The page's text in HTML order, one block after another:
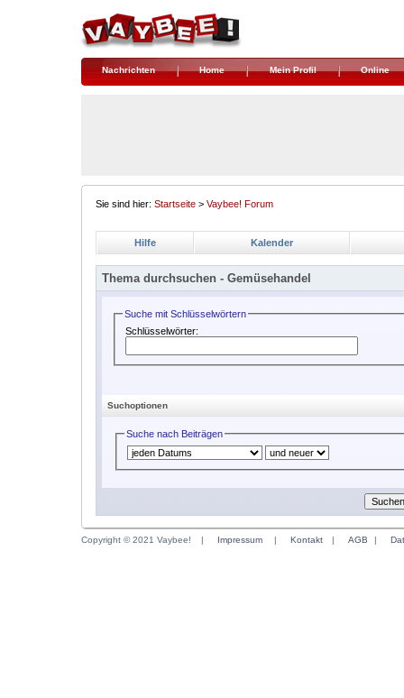
Nachrichten Home Mein Profil Online
Sie sind hier: Startseite > Vaybee! Forum
Hilfe Kalender
Thema durchsuchen - Gemüsehandel
Suche mit Schlüsselwörtern
Schlüsselwörter:
Suchoptionen
Suche nach Beiträgen
Copyright © 2021 Vaybee! | Impressum | Kontakt | AGB |